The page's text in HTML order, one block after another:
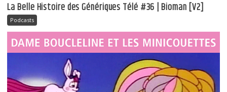
La Belle Histoire des Génériques Télé #36 | Bioman [V2]
Podcasts